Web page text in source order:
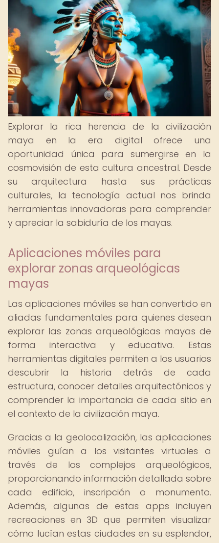
Explorar la rica herencia de la civilización
maya en la era digital ofrece una
oportunidad única para sumergirse en la
cosmovisión de esta cultura ancestral. Desde
su arquitectura hasta sus prácticas
culturales, la tecnología actual nos brinda
herramientas innovadoras para comprender
y apreciar la sabiduría de los mayas.
Aplicaciones móviles para
explorar zonas arqueológicas
mayas
Las aplicaciones móviles se han convertido en
aliadas fundamentales para quienes desean
explorar las zonas arqueológicas mayas de
forma interactiva y educativa. Estas
herramientas digitales permiten a los usuarios
descubrir la historia detrás de cada
estructura, conocer detalles arquitectónicos y
comprender la importancia de cada sitio en
el contexto de la civilización maya.
Gracias a la geolocalización, las aplicaciones
móviles guían a los visitantes virtuales a
través de los complejos arqueológicos,
proporcionando información detallada sobre
cada edificio, inscripción o monumento.
Además, algunas de estas apps incluyen
recreaciones en 3D que permiten visualizar
cómo lucían estas ciudades en su esplendor,